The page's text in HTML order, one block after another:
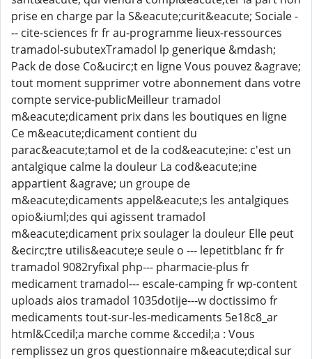
prise en charge par la S&eacute;curit&eacute; Sociale -
-- cite-sciences fr fr au-programme lieux-ressources
tramadol-subutexTramadol lp generique &mdash;
Pack de dose Co&ucirc;t en ligne Vous pouvez &agrave;
tout moment supprimer votre abonnement dans votre
compte service-publicMeilleur tramadol
m&eacute;dicament prix dans les boutiques en ligne
Ce m&eacute;dicament contient du
parac&eacute;tamol et de la cod&eacute;ine: c'est un
antalgique calme la douleur La cod&eacute;ine
appartient &agrave; un groupe de
m&eacute;dicaments appel&eacute;s les antalgiques
opio&iuml;des qui agissent tramadol
m&eacute;dicament prix soulager la douleur Elle peut
&ecirc;tre utilis&eacute;e seule o --- lepetitblanc fr fr
tramadol 9082ryfixal php--- pharmacie-plus fr
medicament tramadol--- escale-camping fr wp-content
uploads aios tramadol 1035dotije---w doctissimo fr
medicaments tout-sur-les-medicaments 5e18c8_ar
html&Ccedil;a marche comme &ccedil;a : Vous
remplissez un gros questionnaire m&eacute;dical sur